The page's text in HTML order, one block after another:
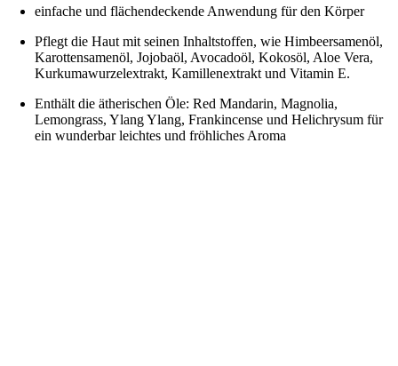
einfache und flächendeckende Anwendung für den Körper
Pflegt die Haut mit seinen Inhaltstoffen, wie Himbeersamenöl,
Karottensamenöl, Jojobaöl, Avocadoöl, Kokosöl, Aloe Vera,
Kurkumawurzelextrakt, Kamillenextrakt und Vitamin E.
Enthält die ätherischen Öle: Red Mandarin, Magnolia,
Lemongrass, Ylang Ylang, Frankincense und Helichrysum für
ein wunderbar leichtes und fröhliches Aroma